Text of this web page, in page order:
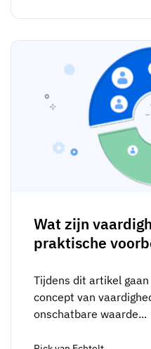
Wat zijn
praktische
Tijdens dit artikel
concept van
onschatbare waarde...